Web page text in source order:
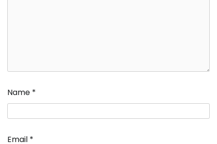
Name *
Email *